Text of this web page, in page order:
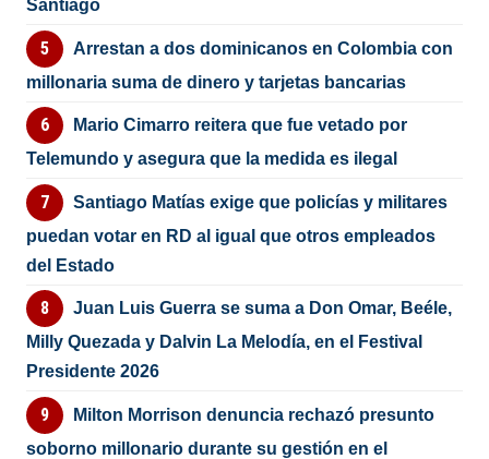
Santiago
Arrestan a dos dominicanos en Colombia con
millonaria suma de dinero y tarjetas bancarias
Mario Cimarro reitera que fue vetado por
Telemundo y asegura que la medida es ilegal
Santiago Matías exige que policías y militares
puedan votar en RD al igual que otros empleados
del Estado
Juan Luis Guerra se suma a Don Omar, Beéle,
Milly Quezada y Dalvin La Melodía, en el Festival
Presidente 2026
Milton Morrison denuncia rechazó presunto
soborno millonario durante su gestión en el